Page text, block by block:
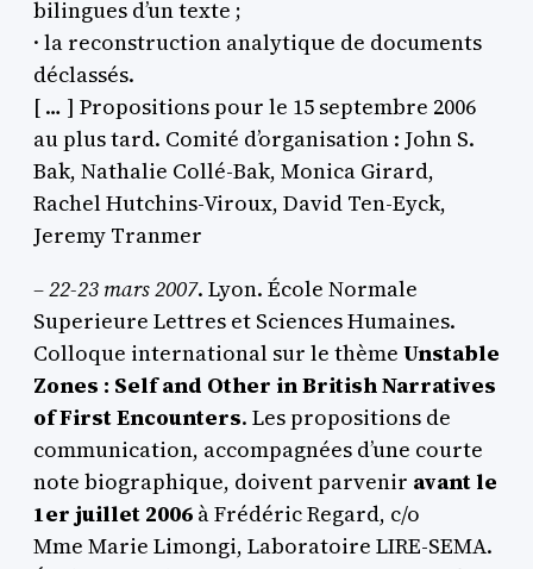
bilingues d’un texte ;
· la reconstruction analytique de documents
déclassés.
[ … ] Propositions pour le 15 septembre 2006
au plus tard. Comité d’organisation : John S.
Bak, Nathalie Collé-Bak, Monica Girard,
Rachel Hutchins-Viroux, David Ten-Eyck,
Jeremy Tranmer
– 22-23 mars 2007. Lyon. École Normale
Superieure Lettres et Sciences Humaines.
Colloque international sur le thème Unstable
Zones : Self and Other in British Narratives
of First Encounters. Les propositions de
communication, accompagnées d’une courte
note biographique, doivent parvenir avant le
1er juillet 2006 à Frédéric Regard, c/o
Mme Marie Limongi, Laboratoire LIRE-SEMA.